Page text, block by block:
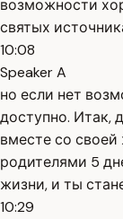
возможности
святых
10:08
Speaker A
но если нет
доступно. Итак,
вместе со
родителями 5
жизни, и ты
10:29